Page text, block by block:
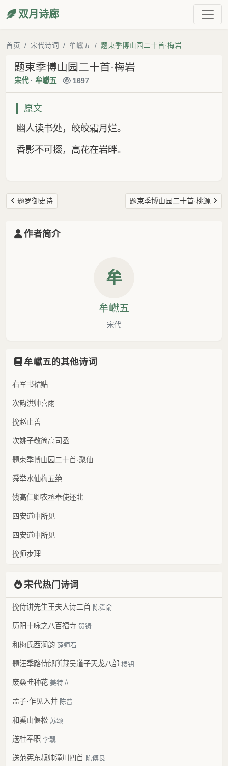
双月诗廊
首页 宋代诗词 牟巘五 题束季博山园二十首·梅岩
题束季博山园二十首·梅岩
宋代· 牟巘五 1697
原文
幽人读书处，皎皎霜月烂。
香影不可掇，高花在岩畔。
题罗御史诗 题束季博山园二十首·桃源
作者简介
牟
牟巘五
宋代
牟巘五的其他诗词
右军书裙贴
次韵洪帅喜雨
挽赵止善
次姚子敬简高司丞
题束季博山园二十首·聚仙
舜举水仙梅五绝
饯高仁卿农丞奉使还北
四安道中所见
四安道中所见
挽师步理
宋代热门诗词
挽侍讲先生王夫人诗二首 陈舜俞
历阳十咏之八百福寺 贺铸
和梅氏西涧韵 薛师石
题汪季路侍郎所藏吴道子天龙八部 楼钥
废桑畦种花 姜特立
孟子·乍见入井 陈普
和奚山偃松 苏颂
送杜奉职 李覯
送范宪东叔帅潼川四首 陈傅良